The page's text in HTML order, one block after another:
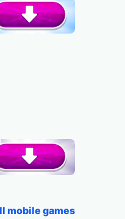
mobile games